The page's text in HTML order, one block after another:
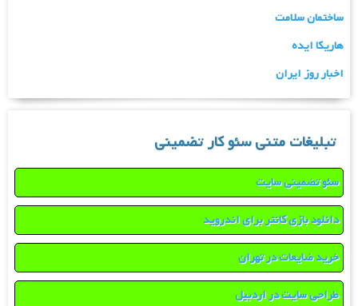
ساختمان سلامت
هاریکا ایده
اخبار روز ایران
تبلیغات متنی سئو کار تضمینی
سئو تضمینی سایت
دانلود بازی کانتر برای اندروید
خرید ضایعات در تهران
طراحی سایت در اردبیل